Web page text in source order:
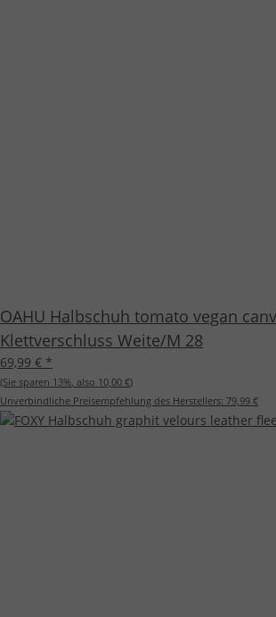
OAHU Halbschuh tomato vegan
Klettverschluss Weite/M 28
69,99 € *
(Sie sparen 13%, also 10,00 €)
Unverbindliche Preisempfehlung des Herstellers: 79,99 €